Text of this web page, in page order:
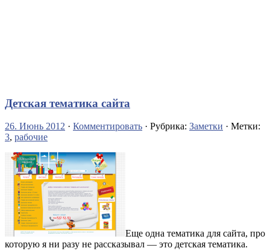
Детская тематика сайта
26. Июнь 2012 · Комментировать · Рубрика: Заметки · Метки:
3, рабочие
Еще одна тематика для сайта, про
которую я ни разу не рассказывал — это детская тематика.